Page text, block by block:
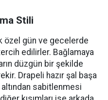
Stili
özel gün ve gecelerde
edilirler. Bağlamaya
düzgün bir şekilde
Drapeli hazır şal başa
sabitlenmesi